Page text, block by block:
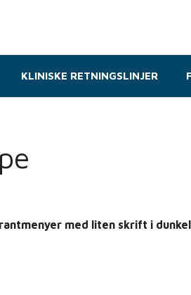
KLINISKE RETNINGSLINJER
med liten skrift i